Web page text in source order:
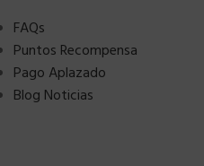
FAQs
Puntos Recompensa
Pago Aplazado
Blog Noticias